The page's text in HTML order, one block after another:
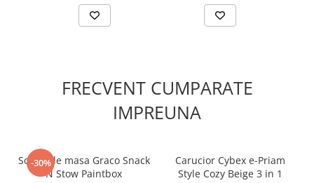
Balios S Lux este compatibil, atat cu unitatea de scaun si
landoul S Lux, cat si cu
, recunoscută si
FRECVENT CUMPARATE
IMPREUNA
-30%
Scaun de masa Graco Snack
N Stow Paintbox
Carucior Cybex e-Priam
Style Cozy Beige 3 in 1